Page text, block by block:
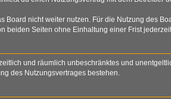
nicht weiter nutzen. Für die Nutzung des
beiden Seiten ohne Einhaltung einer Frist
und räumlich unbeschränktes und
des Nutzungsvertrages bestehen.